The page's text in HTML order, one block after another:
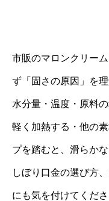
市販のマロンクリー
ず「固さの原因」を
水分量・温度・原料
軽く加熱する・他の
プを踏むと、滑らか
しぼり口金の選び方
にも気を付けてくださ